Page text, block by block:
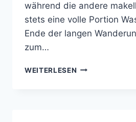
während die andere
stets eine volle Portion
Ende der langen
zum…
WEITERLESEN DER